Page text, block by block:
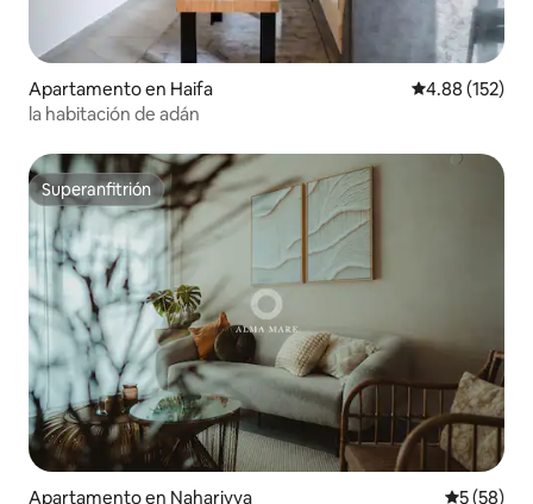
Apartamento en Haifa Calificación
4.88 (152)
la habitación de adán
Superanfitrión
Superanfitrión
Apartamento en Nahariyya
5 (58)